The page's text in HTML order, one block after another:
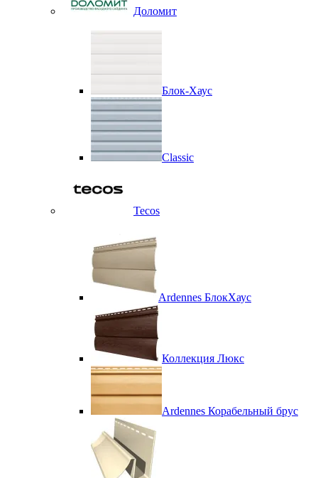
Доломит
Блок-Хаус
Classic
Tecos
Ardennes БлокХаус
Коллекция Люкс
Ardennes Корабельный брус